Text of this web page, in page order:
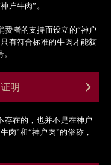
户牛肉”。
费者的支持而设立的“神户
有符合标准的牛肉才能获
明
存在的，也并不是在神户
肉”和“神户肉”的俗称，